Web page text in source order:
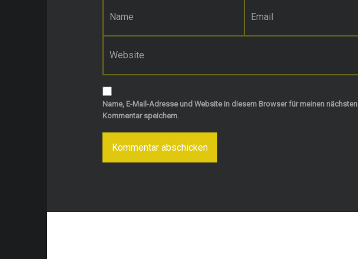
Website
Name, E-Mail-Adresse und Website in diesem Browser für meinen nächsten
Kommentar speichern.